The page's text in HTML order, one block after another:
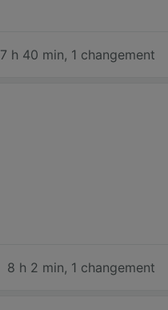
7 h 40 min, 1 changement
8 h 2 min, 1 changement